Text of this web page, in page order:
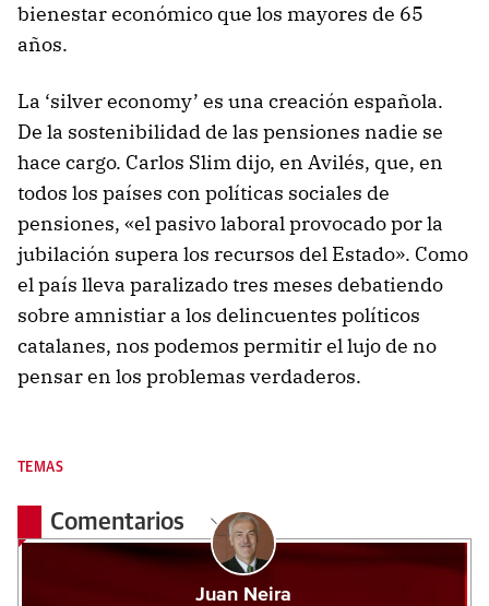
bienestar económico que los mayores de 65
años.
La ‘silver economy’ es una creación española.
De la sostenibilidad de las pensiones nadie se
hace cargo. Carlos Slim dijo, en Avilés, que, en
todos los países con políticas sociales de
pensiones, «el pasivo laboral provocado por la
jubilación supera los recursos del Estado». Como
el país lleva paralizado tres meses debatiendo
sobre amnistiar a los delincuentes políticos
catalanes, nos podemos permitir el lujo de no
pensar en los problemas verdaderos.
TEMAS
Comentarios
Juan Neira